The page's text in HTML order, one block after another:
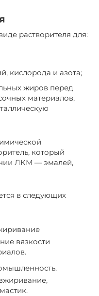
растворителя для:
кислорода и азота;
жиров перед
материалов,
который
ЛКМ — эмалей,
в следующих
вязкости